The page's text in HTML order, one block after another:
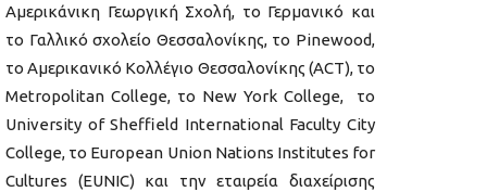
Αμερικάνικη Γεωργική Σχολή, το Γερμανικό και
το Γαλλικό σχολείο Θεσσαλονίκης, το Pinewood,
το Αμερικανικό Κολλέγιο Θεσσαλονίκης (ACT), το
Metropolitan College, το New York College, το
University of Sheffield International Faculty City
College, το European Union Nations Institutes for
Cultures (EUNIC) και την εταιρεία διαχείρισης